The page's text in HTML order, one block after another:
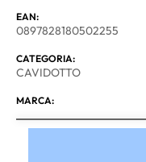
EAN:
0897828180502255
CATEGORIA:
CAVIDOTTO
MARCA: